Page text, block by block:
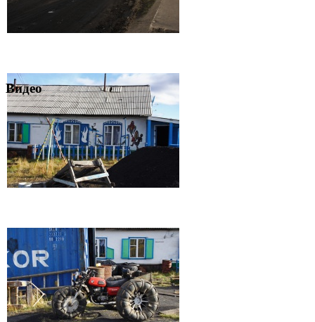
Видео